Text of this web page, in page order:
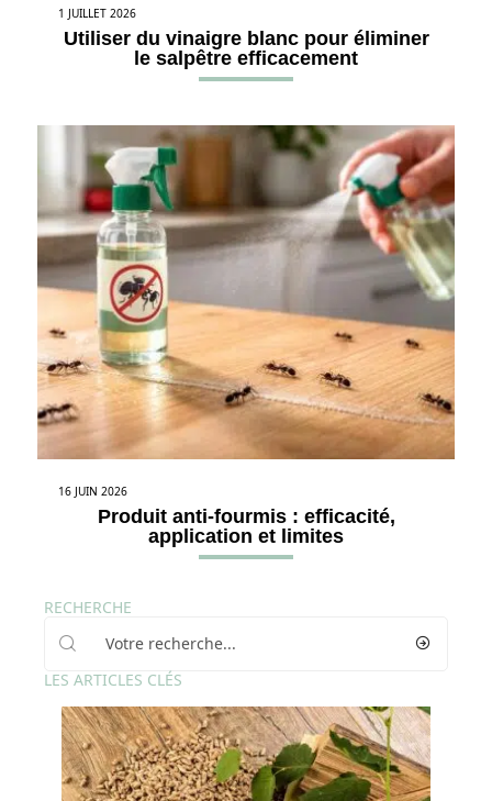
1 JUILLET 2026
Utiliser du vinaigre blanc pour éliminer
le salpêtre efficacement
16 JUIN 2026
Produit anti-fourmis : efficacité,
application et limites
RECHERCHE
LES ARTICLES CLÉS